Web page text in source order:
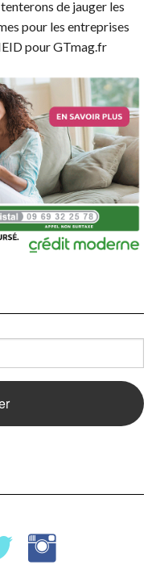
de jauger les
pour les entreprises
pour GTmag.fr